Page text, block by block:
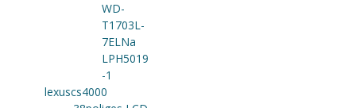
WD-
T1703L-
7ELNa
LPH5019
-1
lexuscs4000